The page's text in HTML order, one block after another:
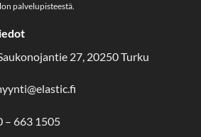
palvelupisteestä.
27, 20250 Turku
– 663 1505